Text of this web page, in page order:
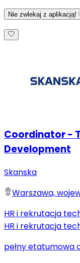
Nie zwlekaj z aplikacją!
Coordinator -
Development
Skanska
Warszawa,
HR i rekrutacja
HR i rekrutacja
pełny etatumowa